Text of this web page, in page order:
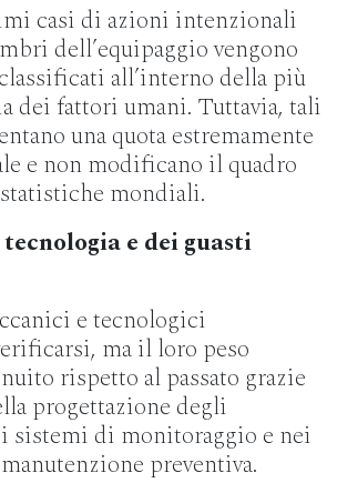
casi di azioni intenzionali
dell’equipaggio vengono
all’interno della più
dei fattori umani. Tuttavia, tali
una quota estremamente
e non modificano il quadro
mondiali.
e dei guasti
e tecnologici
ma il loro peso
rispetto al passato grazie
progettazione degli
sistemi di monitoraggio e nei
preventiva.